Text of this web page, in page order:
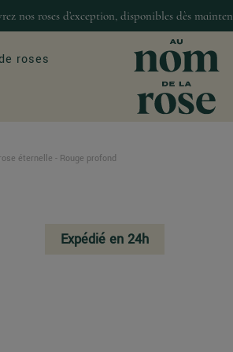
nos roses d’exception, disponibles dès
Gourmandises
roses
éternelle - Rouge profond
Expédié en 24h